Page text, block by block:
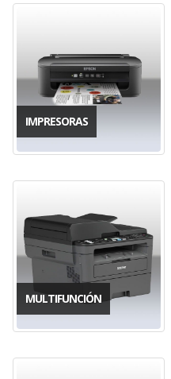
IMPRESORAS
MULTIFUNCIÓN